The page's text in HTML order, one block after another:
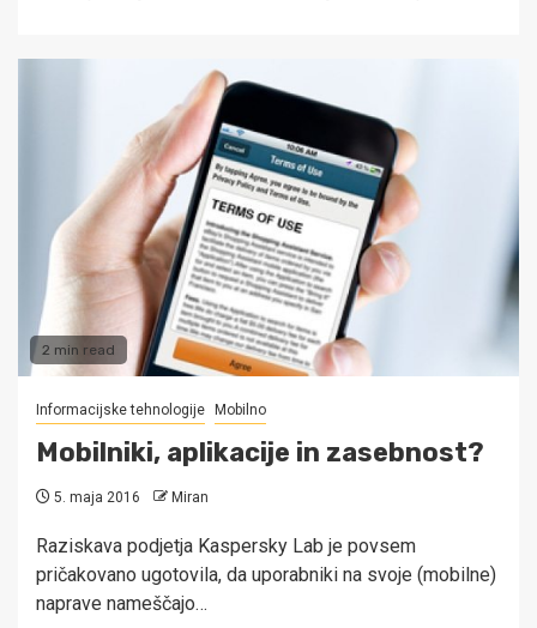
2 min read
Informacijske tehnologije Mobilno
Mobilniki, aplikacije in zasebnost?
5. maja 2016 Miran
Raziskava podjetja Kaspersky Lab je povsem
pričakovano ugotovila, da uporabniki na svoje (mobilne)
naprave nameščajo…